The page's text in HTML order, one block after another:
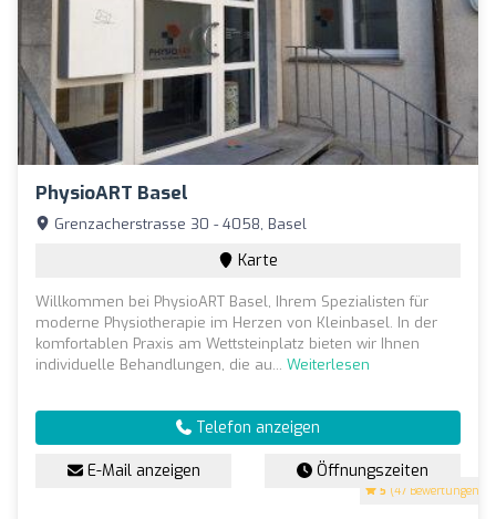
PhysioART Basel
5 (47 Bewertungen)
Grenzacherstrasse 30 - 4058, Basel
Karte
Willkommen bei PhysioART Basel, Ihrem Spezialisten für
moderne Physiotherapie im Herzen von Kleinbasel. In der
komfortablen Praxis am Wettsteinplatz bieten wir Ihnen
individuelle Behandlungen, die au... Weiterlesen
Telefon anzeigen
E-Mail anzeigen Öffnungszeiten